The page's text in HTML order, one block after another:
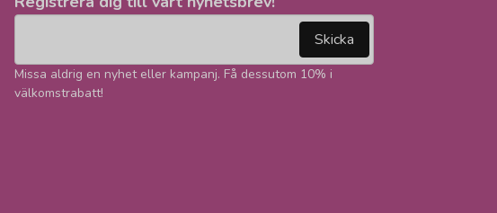
Skicka
Missa aldrig en nyhet eller kampanj. Få dessutom 10% i
välkomstrabatt!